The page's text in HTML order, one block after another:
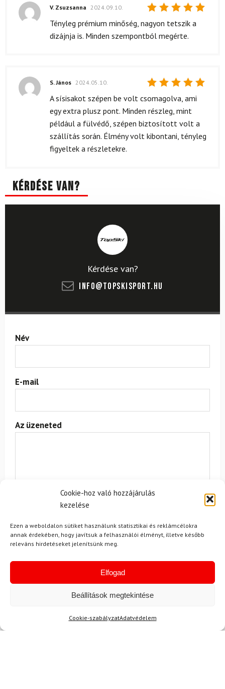
Cookie-hoz való hozzájárulás
kezelése
Ezen a weboldalon sütiket használunk statisztikai és reklámcélokra
annak érdekében, hogy javítsuk a felhasználói élményt, illetve később
releváns hirdetéseket jelenítsünk meg.
Elfogad
Beállítások megtekintése
Cookie-szabályzatAdatvédelem
Értékelés:
5/ 5
V. Zsuzsanna 2024.09.10.
Tényleg prémium minőség, nagyon tetszik a
dizájnja is. Minden szempontból megérte.
Értékelés:
/ 5
S. János 2024.05.10.
A sísisakot szépen be volt csomagolva, ami
egy extra plusz pont. Minden részleg, mint
például a fülvédő, szépen biztosított volt a
szállítás során. Élmény volt kibontani, tényleg
figyeltek a részletekre.
Kérdése van?
Kérdése van?
info@topskisport.hu
Név
E-mail
Az üzeneted
adatok védelmével.
NEMRÉG MEGTEKINTETT